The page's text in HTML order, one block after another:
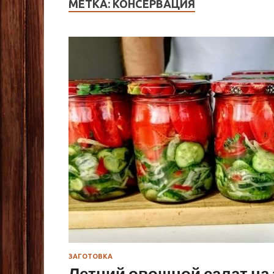
МЕТКА: КОНСЕРВАЦИЯ
ЗАГОТОВКА